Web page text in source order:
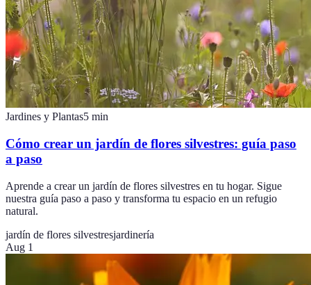
Jardines y Plantas5 min
Cómo crear un jardín de flores silvestres: guía paso
a paso
Aprende a crear un jardín de flores silvestres en tu hogar. Sigue
nuestra guía paso a paso y transforma tu espacio en un refugio
natural.
jardín de flores silvestresjardinería
Aug 1